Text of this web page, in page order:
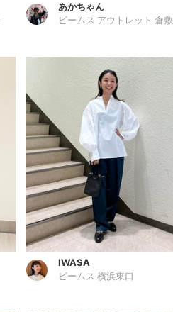
あかちゃん
ビームス アウトレット 倉敷
IWASA
ビームス 横浜東口